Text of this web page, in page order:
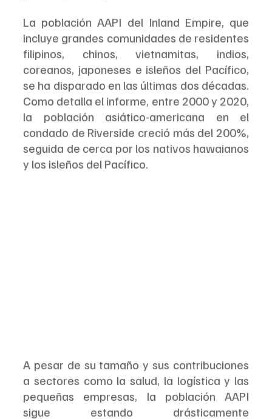
La población AAPI del Inland Empire, que
incluye grandes comunidades de residentes
filipinos, chinos, vietnamitas, indios,
coreanos, japoneses e isleños del Pacífico,
se ha disparado en las últimas dos décadas.
Como detalla el informe, entre 2000 y 2020,
la población asiático-americana en el
condado de Riverside creció más del 200%,
seguida de cerca por los nativos hawaianos
y los isleños del Pacífico.
A pesar de su tamaño y sus contribuciones
a sectores como la salud, la logística y las
pequeñas empresas, la población AAPI
sigue estando drásticamente